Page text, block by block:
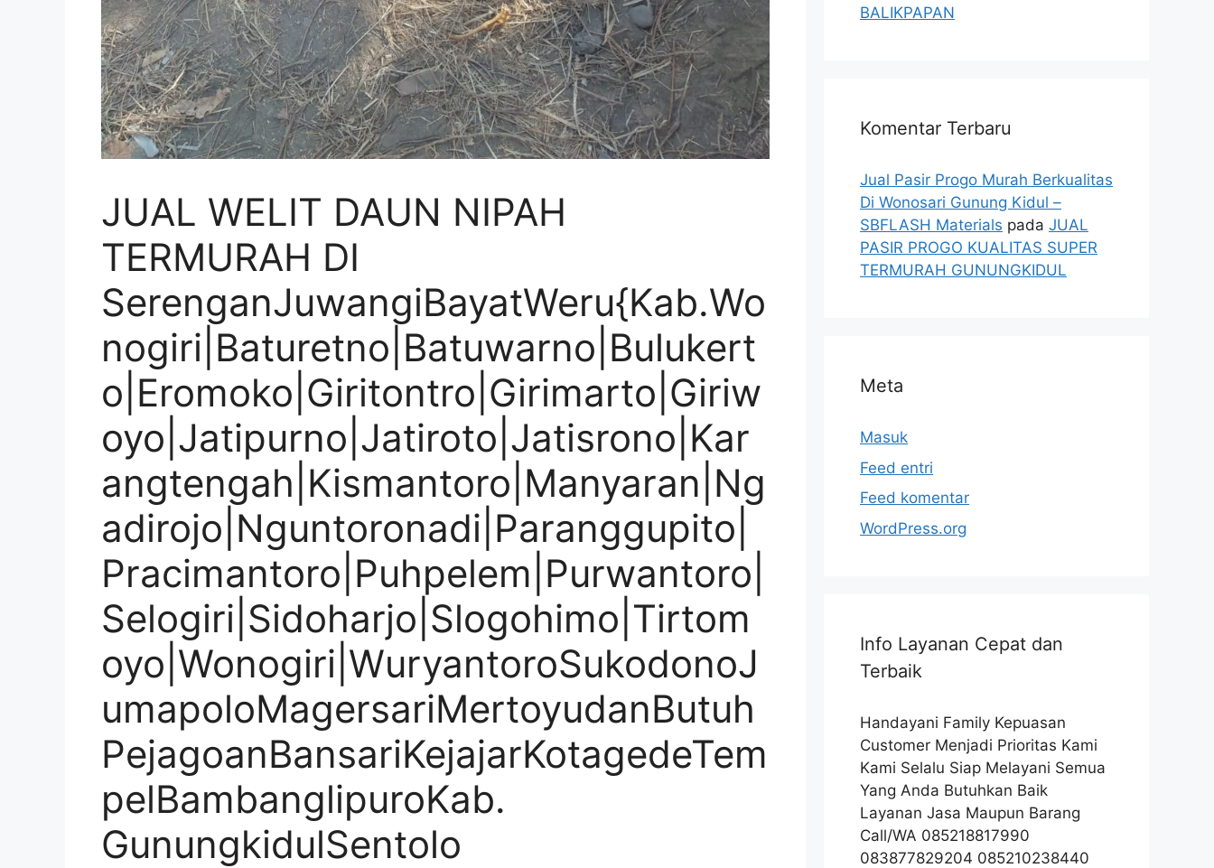
JUAL WELIT DAUN NIPAH
TERMURAH DI
SerenganJuwangiBayatWeru{Kab.Wo
nogiri|Baturetno|Batuwarno|Bulukert
o|Eromoko|Giritontro|Girimarto|Giriw
oyo|Jatipurno|Jatiroto|Jatisrono|Kar
angtengah|Kismantoro|Manyaran|Ng
adirojo|Nguntoronadi|Paranggupito|
Pracimantoro|Puhpelem|Purwantoro|
Selogiri|Sidoharjo|Slogohimo|Tirtom
oyo|Wonogiri|WuryantoroSukodonoJ
umapoloMagersariMertoyudanButuh
PejagoanBansariKejajarKotagedeTem
pelBambanglipuroKab.
GunungkidulSentolo
BALIKPAPAN
Komentar Terbaru
Jual Pasir Progo Murah Berkualitas
Di Wonosari Gunung Kidul –
SBFLASH Materials pada JUAL
PASIR PROGO KUALITAS SUPER
TERMURAH GUNUNGKIDUL
Meta
Masuk
Feed entri
Feed komentar
WordPress.org
Info Layanan Cepat dan
Terbaik
Handayani Family Kepuasan
Customer Menjadi Prioritas Kami
Kami Selalu Siap Melayani Semua
Yang Anda Butuhkan Baik
Layanan Jasa Maupun Barang
Call/WA 085218817990
083877829204 085210238440